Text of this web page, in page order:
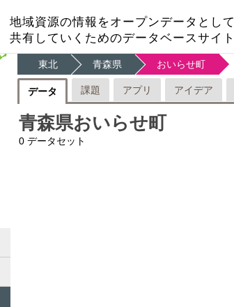
地域資源の情報をオープンデータとして
共有していくためのデータベースサイト
東北 青森県 おいらせ町
データ 課題 アプリ アイデア
青森県おいらせ町
0 データセット